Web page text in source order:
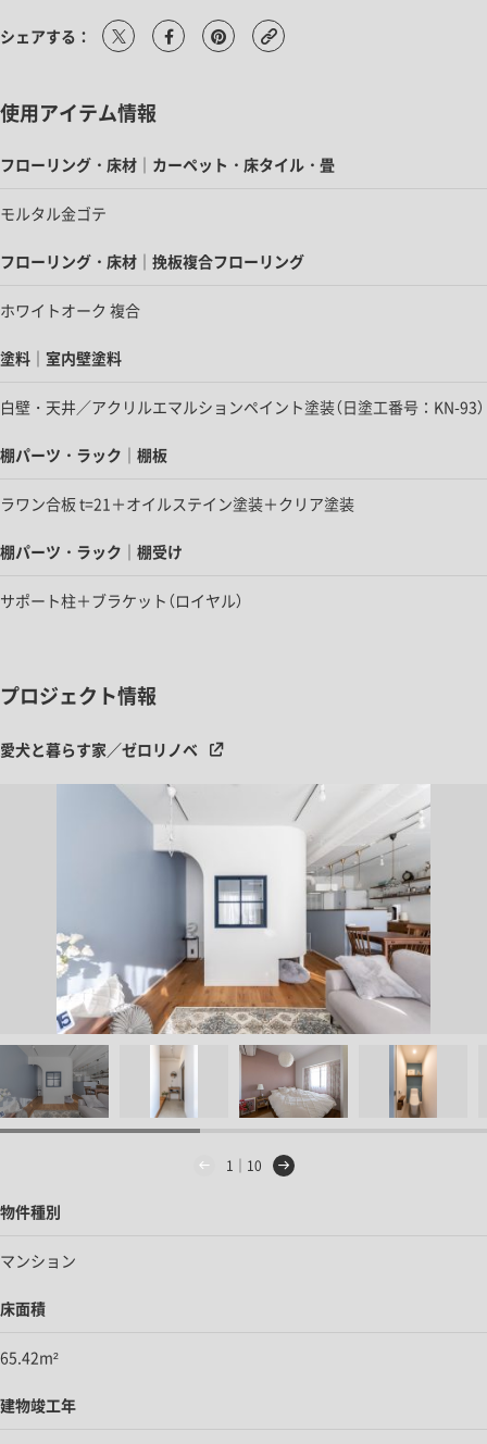
シェアする：
使用アイテム情報
フローリング・床材｜カーペット・床タイル・畳
モルタル金ゴテ
フローリング・床材｜挽板複合フローリング
ホワイトオーク 複合
塗料｜室内壁塗料
白壁・天井／アクリルエマルションペイント塗装（日塗工番号：KN-93）
棚パーツ・ラック｜棚板
ラワン合板 t=21＋オイルステイン塗装＋クリア塗装
棚パーツ・ラック｜棚受け
サポート柱＋ブラケット（ロイヤル）
プロジェクト情報
愛犬と暮らす家／ゼロリノベ
1｜10
物件種別
マンション
床面積
65.42m²
建物竣工年